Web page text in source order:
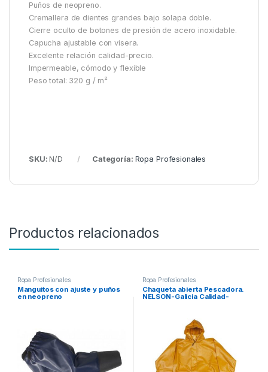
Puños de neopreno.
Cremallera de dientes grandes bajo solapa doble.
Cierre oculto de botones de presión de acero inoxidable.
Capucha ajustable con visera.
Excelente relación calidad-precio.
Impermeable, cómodo y flexible
Peso total: 320 g / m²
SKU:N/D Categoría: Ropa Profesionales
Productos relacionados
Ropa Profesionales
Manguitos con ajuste y puños
en neopreno
Ropa Profesionales
Chaqueta abierta Pescadora.
NELSON-Galicia Calidad-